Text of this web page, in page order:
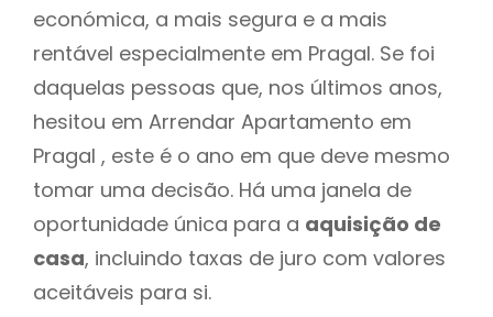
económica, a mais segura e a mais
rentável especialmente em Pragal. Se foi
daquelas pessoas que, nos últimos anos,
hesitou em Arrendar Apartamento em
Pragal , este é o ano em que deve mesmo
tomar uma decisão. Há uma janela de
oportunidade única para a aquisição de
casa, incluindo taxas de juro com valores
aceitáveis para si.